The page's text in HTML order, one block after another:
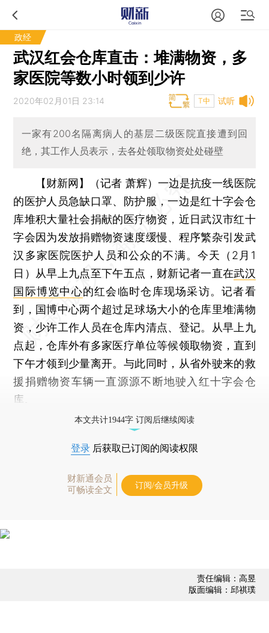
政经
武汉红会仓库直击：堆满物资，多
家医院等数小时领到少许
试听
2020年02月01日 23:14 T中
一家有200名隔离病人的基层二级医院直接遭到回
绝，其工作人员表示，去各处领取物资处处碰壁
【财新网】（记者 萧辉） 一边是抗疫一线医院
的医护人员急缺口罩、防护服，一边是红十字会仓
库堆积大量社会捐献的医疗物资，近日武汉市红十
字会因为发放捐赠物资速度缓慢、程序繁杂引发武
汉多家医院医护人员和公众的不满。今天（2月1
日）从早上九点至下午五点，财新记者一直在武汉
国际博览中心的红会临时仓库现场采访。记者看
到，国博中心两个超过足球场大小的仓库里堆满物
资，少许工作人员在仓库内清点、登记。从早上九
点起，仓库外有多家医疗单位等候领取物资，直到
下午才领到少量离开。与此同时，从省外驶来的救
援捐赠物资车辆一直源源不断地驶入红十字会仓
库。
本文共计1944字 订阅后继续阅读
登录 后获取已订阅的阅读权限
财新通会员
可畅读全文
订阅/会员升级
责任编辑：高昱
版面编辑：邱祺璞